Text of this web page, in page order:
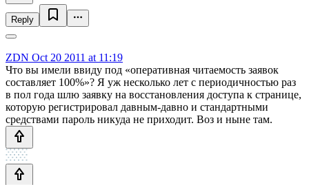
Reply
ZDN Oct 20 2011 at 11:19
Что вы имели ввиду под «оперативная читаемость заявок
составляет 100%»? Я уж несколько лет с периодичностью раз
в пол года шлю заявку на восстановления доступа к странице,
которую регистрировал давным-давно и стандартными
средствами пароль никуда не приходит. Воз и ныне там.